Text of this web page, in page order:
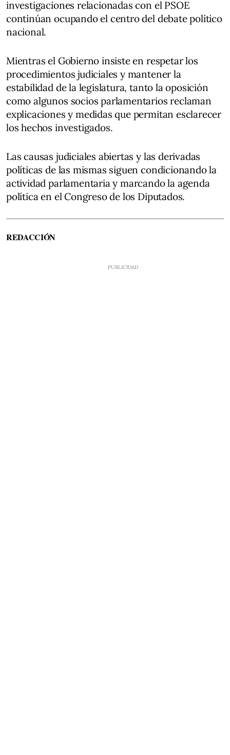
investigaciones relacionadas con el PSOE
continúan ocupando el centro del debate político
nacional.
Mientras el Gobierno insiste en respetar los
procedimientos judiciales y mantener la
estabilidad de la legislatura, tanto la oposición
como algunos socios parlamentarios reclaman
explicaciones y medidas que permitan esclarecer
los hechos investigados.
Las causas judiciales abiertas y las derivadas
políticas de las mismas siguen condicionando la
actividad parlamentaria y marcando la agenda
política en el Congreso de los Diputados.
REDACCIÓN